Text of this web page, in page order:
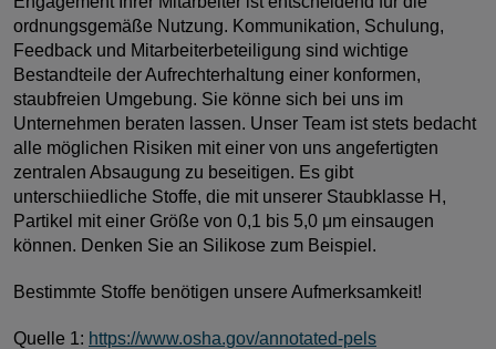
ordnungsgemäße Nutzung. Kommunikation, Schulung,
Feedback und Mitarbeiterbeteiligung sind wichtige
Bestandteile der Aufrechterhaltung einer konformen,
staubfreien Umgebung. Sie könne sich bei uns im
Unternehmen beraten lassen. Unser Team ist stets bedacht
alle möglichen Risiken mit einer von uns angefertigten
zentralen Absaugung zu beseitigen. Es gibt
unterschiiedliche Stoffe, die mit unserer Staubklasse H,
Partikel mit einer Größe von 0,1 bis 5,0 μm einsaugen
können. Denken Sie an Silikose zum Beispiel.
Bestimmte Stoffe benötigen unsere Aufmerksamkeit!
Quelle 1: https://www.osha.gov/annotated-pels